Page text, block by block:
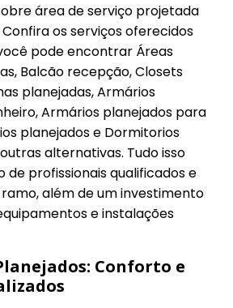
área de serviço projetada
os serviços oferecidos
pode encontrar Áreas
Balcão recepção, Closets
planejadas, Armários
Armários planejados para
planejados e Dormitorios
alternativas. Tudo isso
de profissionais qualificados e
além de um investimento
e instalações
Conforto e